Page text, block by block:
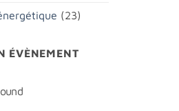
(23)
ÉVÈNEMENT